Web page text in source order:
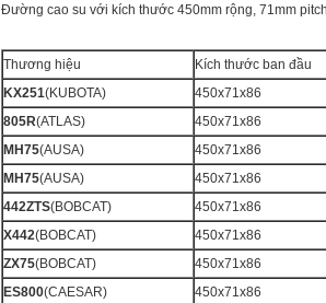
Đường cao su với kích thước 450mm rộng, 71mm
Thương hiệu Kích thước ban đầu
KX251(KUBOTA) 450x71x86
805R(ATLAS) 450x71x86
MH75(AUSA) 450x71x86
MH75(AUSA) 450x71x86
442ZTS(BOBCAT) 450x71x86
X442(BOBCAT) 450x71x86
ZX75(BOBCAT) 450x71x86
ES800(CAESAR) 450x71x86